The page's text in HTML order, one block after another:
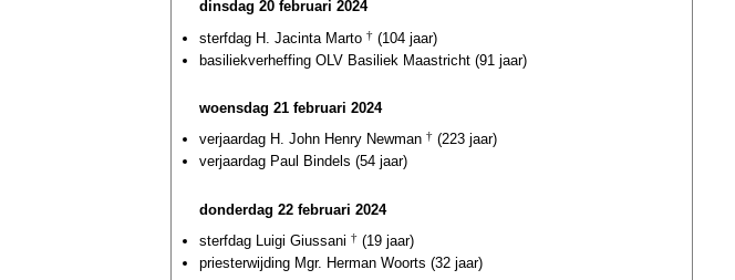
dinsdag 20 februari 2024
sterfdag H. Jacinta Marto † (104 jaar)
basiliekverheffing OLV Basiliek Maastricht (91 jaar)
woensdag 21 februari 2024
verjaardag H. John Henry Newman † (223 jaar)
verjaardag Paul Bindels (54 jaar)
donderdag 22 februari 2024
sterfdag Luigi Giussani † (19 jaar)
priesterwijding Mgr. Herman Woorts (32 jaar)